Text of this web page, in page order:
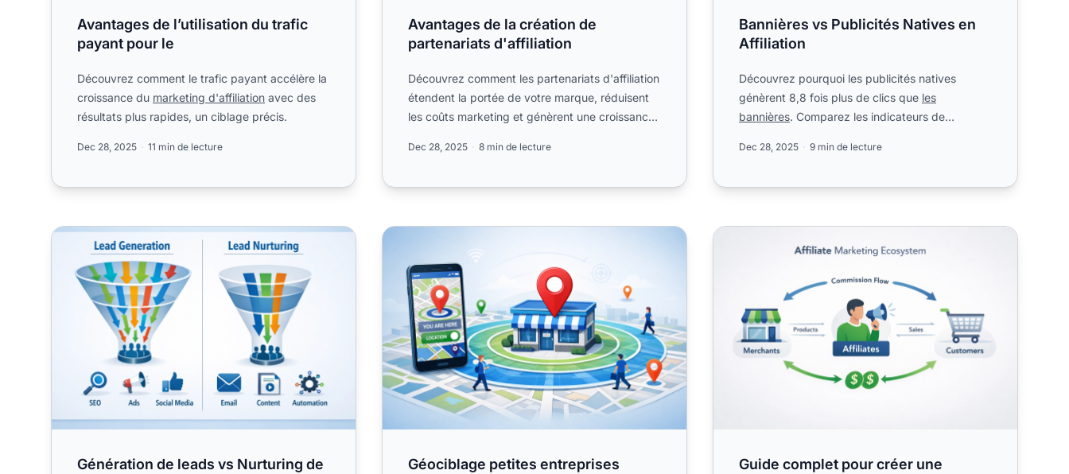
Avantages de l’utilisation du trafic
payant pour le
Découvrez comment le trafic payant accélère la
croissance du marketing d'affiliation avec des
résultats plus rapides, un ciblage précis.
Dec 28, 2025 11 min de lecture
Avantages de la création de
partenariats d'affiliation
Découvrez comment les partenariats d'affiliation
étendent la portée de votre marque, réduisent
les coûts marketing et génèrent une croissance
Dec 28, 2025 8 min de lecture
Bannières vs Publicités Natives en
Affiliation
Découvrez pourquoi les publicités natives
génèrent 8,8 fois plus de clics que les
bannières. Comparez les indicateurs de
Dec 28, 2025 9 min de lecture
Génération de leads vs Nurturing de leads
Génération de leads vs Nurturing de
Géociblage petites entreprises
Géociblage petites entreprises
Guide complet pour créer une entreprise affiliation rentable
Guide complet pour créer une